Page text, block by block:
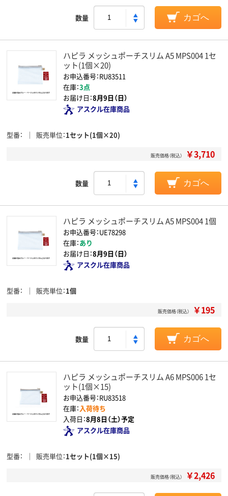
数量 カゴへ
ハピラ メッシュポーチスリム A5 MPS004 1セ
ット(1個×20)
お申込番号：RU83511
在庫：3点
お届け日：8月9日（日）
アスクル在庫商品
型番 販売単位 1セット(1個×20)
販売価格（税込） ￥3,710
数量 カゴへ
ハピラ メッシュポーチスリム A5 MPS004 1個
お申込番号：UE78298
在庫：あり
お届け日：8月9日（日）
アスクル在庫商品
型番 販売単位 1個
販売価格（税込） ￥195
数量 カゴへ
ハピラ メッシュポーチスリム A6 MPS006 1セ
ット(1個×15)
お申込番号：RU83518
在庫：入荷待ち
入荷日：8月8日（土）予定
アスクル在庫商品
型番 販売単位 1セット(1個×15)
販売価格（税込） ￥2,426